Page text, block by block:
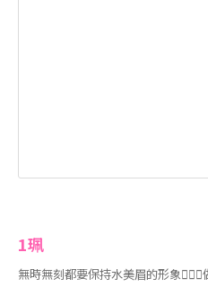
1珮
無時無刻都要保持水美眉的形象